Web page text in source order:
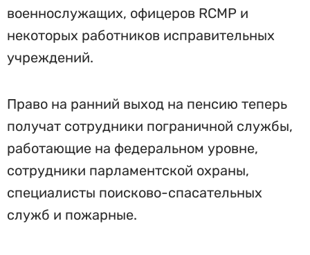
военнослужащих, офицеров RCMP и
некоторых работников исправительных
учреждений.
Право на ранний выход на пенсию теперь
получат сотрудники пограничной службы,
работающие на федеральном уровне,
сотрудники парламентской охраны,
специалисты поисково-спасательных
служб и пожарные.